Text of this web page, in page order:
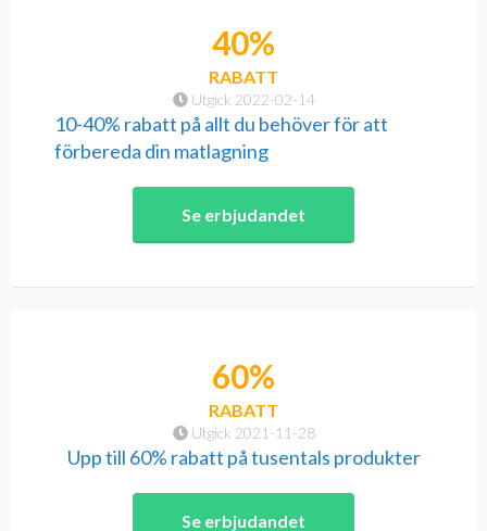
Utgick 2022-02-14
40%
RABATT
10-40% rabatt på allt du behöver för att
förbereda din matlagning
Se erbjudandet
Utgick 2021-11-28
60%
RABATT
Upp till 60% rabatt på tusentals produkter
Se erbjudandet